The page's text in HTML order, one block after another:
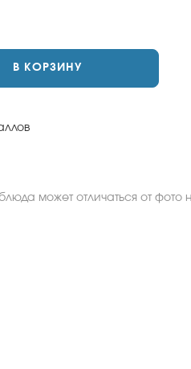
В КОРЗИНУ
может отличаться от фото